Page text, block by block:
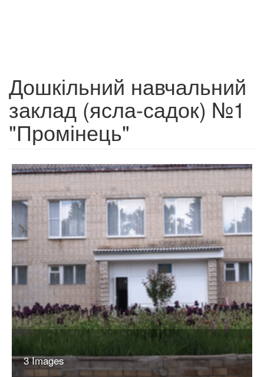
Дошкільний навчальний
заклад (ясла-садок) №1
"Промінець"
3 Images